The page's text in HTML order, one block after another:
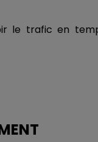
le trafic en